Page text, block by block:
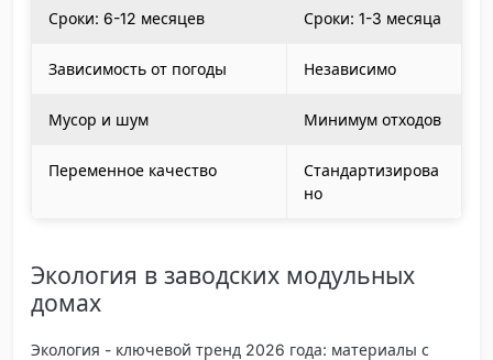
Сроки: 6-12 месяцев Сроки: 1-3 месяца
Зависимость от погоды Независимо
Мусор и шум Минимум отходов
Переменное качество
Стандартизирова
но
Экология в заводских модульных
домах
Экология - ключевой тренд 2026 года: материалы с